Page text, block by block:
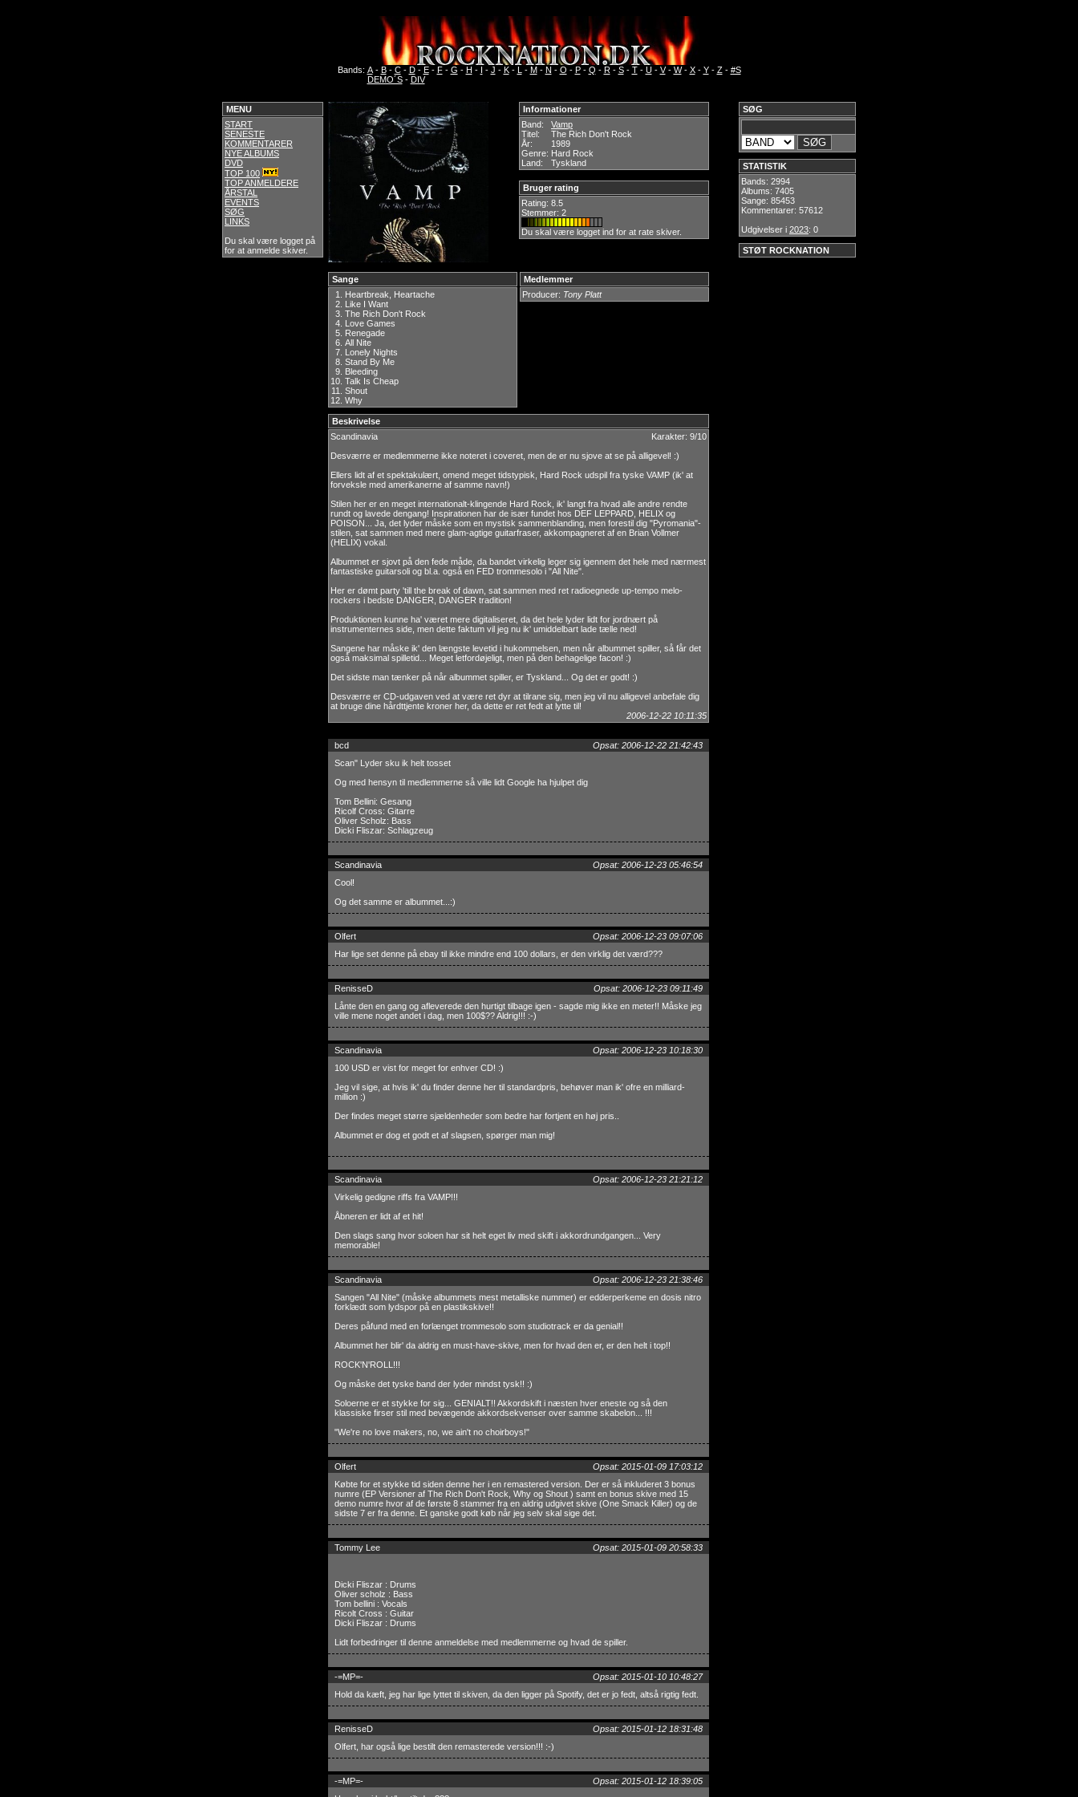
Bands: A- B- C- D- E- F- G - H - I - J - K- L - M- N - O - P- Q - R- S- T- U- V- W- X- Y- Z- #S
DEMO´S- DIV
MENU
START
SENESTE
KOMMENTARER
NYE ALBUMS
DVD
TOP 100
TOP ANMELDERE
ÅRSTAL
EVENTS
SØG
LINKS
Du skal være logget på
for at anmelde skiver.
SØG
STATISTIK
Bands: 2994
Albums: 7405
Sange: 85453
Kommentarer: 57612
Udgivelser i 2023: 0
STØT ROCKNATION
Informationer
Band:
Vamp
Titel:
The Rich Don't Rock
År:
1989
Genre: Hard Rock
Land:
Tyskland
Bruger rating
Rating: 8.5
Stemmer: 2
Du skal være logget ind for at rate skiver.
Sange
1. Heartbreak, Heartache
2. Like I Want
3. The Rich Don't Rock
4. Love Games
5. Renegade
6. All Nite
7. Lonely Nights
8. Stand By Me
9. Bleeding
10. Talk Is Cheap
11. Shout
12. Why
Medlemmer
Producer: Tony Platt
Beskrivelse
Scandinavia
Karakter: 9/10
Desværre er medlemmerne ikke noteret i coveret, men de er nu sjove at se på alligevel! :)
Ellers lidt af et spektakulært, omend meget tidstypisk, Hard Rock udspil fra tyske VAMP (ik' at
forveksle med amerikanerne af samme navn!)
Stilen her er en meget internationalt-klingende Hard Rock, ik' langt fra hvad alle andre rendte
rundt og lavede dengang! Inspirationen har de især fundet hos DEF LEPPARD, HELIX og
POISON... Ja, det lyder måske som en mystisk sammenblanding, men forestil dig "Pyromania"-
stilen, sat sammen med mere glam-agtige guitarfraser, akkompagneret af en Brian Vollmer
(HELIX) vokal.
Albummet er sjovt på den fede måde, da bandet virkelig leger sig igennem det hele med nærmest
fantastiske guitarsoli og bl.a. også en FED trommesolo i "All Nite".
Her er dømt party 'till the break of dawn, sat sammen med ret radioegnede up-tempo melo-
rockers i bedste DANGER, DANGER tradition!
Produktionen kunne ha' været mere digitaliseret, da det hele lyder lidt for jordnært på
instrumenternes side, men dette faktum vil jeg nu ik' umiddelbart lade tælle ned!
Sangene har måske ik' den længste levetid i hukommelsen, men når albummet spiller, så får det
også maksimal spilletid... Meget letfordøjeligt, men på den behagelige facon! :)
Det sidste man tænker på når albummet spiller, er Tyskland... Og det er godt! :)
Desværre er CD-udgaven ved at være ret dyr at tilrane sig, men jeg vil nu alligevel anbefale dig
at bruge dine hårdttjente kroner her, da dette er ret fedt at lytte til!
2006-12-22 10:11:35
bcd
Opsat: 2006-12-22 21:42:43
Scan" Lyder sku ik helt tosset
Og med hensyn til medlemmerne så ville lidt Google ha hjulpet dig
Tom Bellini: Gesang
Ricolf Cross: Gitarre
Oliver Scholz: Bass
Dicki Fliszar: Schlagzeug
Scandinavia
Opsat: 2006-12-23 05:46:54
Cool!
Og det samme er albummet...:)
Olfert
Opsat: 2006-12-23 09:07:06
Har lige set denne på ebay til ikke mindre end 100 dollars, er den virklig det værd???
RenisseD
Opsat: 2006-12-23 09:11:49
Lånte den en gang og afleverede den hurtigt tilbage igen - sagde mig ikke en meter!! Måske jeg
ville mene noget andet i dag, men 100$?? Aldrig!!! :-)
Scandinavia
Opsat: 2006-12-23 10:18:30
100 USD er vist for meget for enhver CD! :)
Jeg vil sige, at hvis ik' du finder denne her til standardpris, behøver man ik' ofre en milliard-
million :)
Der findes meget større sjældenheder som bedre har fortjent en høj pris..
Albummet er dog et godt et af slagsen, spørger man mig!
Scandinavia
Opsat: 2006-12-23 21:21:12
Virkelig gedigne riffs fra VAMP!!!
Åbneren er lidt af et hit!
Den slags sang hvor soloen har sit helt eget liv med skift i akkordrundgangen... Very
memorable!
Scandinavia
Opsat: 2006-12-23 21:38:46
Sangen "All Nite" (måske albummets mest metalliske nummer) er edderperkeme en dosis nitro
forklædt som lydspor på en plastikskive!!
Deres påfund med en forlænget trommesolo som studiotrack er da genial!!
Albummet her blir' da aldrig en must-have-skive, men for hvad den er, er den helt i top!!
ROCK'N'ROLL!!!
Og måske det tyske band der lyder mindst tysk!! :)
Soloerne er et stykke for sig... GENIALT!! Akkordskift i næsten hver eneste og så den
klassiske firser stil med bevægende akkordsekvenser over samme skabelon... !!!
"We're no love makers, no, we ain't no choirboys!"
Olfert
Opsat: 2015-01-09 17:03:12
Købte for et stykke tid siden denne her i en remastered version. Der er så inkluderet 3 bonus
numre (EP Versioner af The Rich Don't Rock, Why og Shout ) samt en bonus skive med 15
demo numre hvor af de første 8 stammer fra en aldrig udgivet skive (One Smack Killer) og de
sidste 7 er fra denne. Et ganske godt køb når jeg selv skal sige det.
Tommy Lee Opsat: 2015-01-09 20:58:33
Dicki Fliszar : Drums
Oliver scholz : Bass
Tom bellini : Vocals
Ricolt Cross : Guitar
Dicki Fliszar : Drums
Lidt forbedringer til denne anmeldelse med medlemmerne og hvad de spiller.
-=MP=-
Opsat: 2015-01-10 10:48:27
Hold da kæft, jeg har lige lyttet til skiven, da den ligger på Spotify, det er jo fedt, altså rigtig fedt.
RenisseD
Opsat: 2015-01-12 18:31:48
Olfert, har også lige bestilt den remasterede version!!! :-)
-=MP=-
Opsat: 2015-01-12 18:39:05